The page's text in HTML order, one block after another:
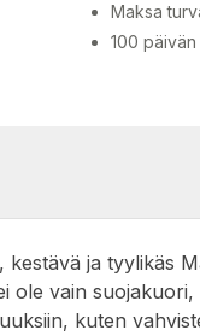
Maksa
100
kestävä ja tyylikäs
ole vain
kuten